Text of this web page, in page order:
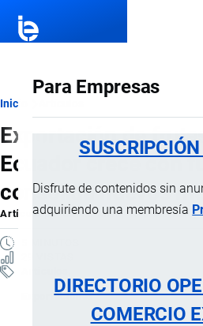
Para Empresas
Disfrute de contenidos sin
adquiriendo una membresía
DIRECTORIO
COMERCIO
Ruta
de
navegación
Inicio
Exportación de
Ecuador crece con
consolida nuevos
ArtículoporJaime Mise, 15 Diciembre,
Exportaciones